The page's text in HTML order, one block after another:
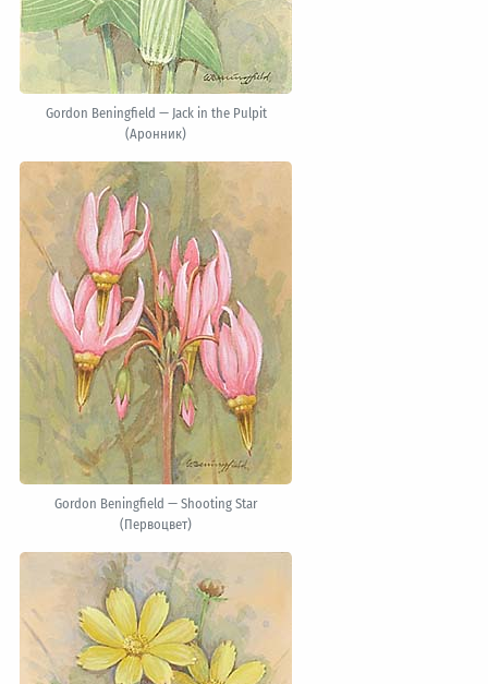
Gordon Beningfield — Jack in the Pulpit
(Аронник)
Gordon Beningfield — Shooting Star
(Первоцвет)